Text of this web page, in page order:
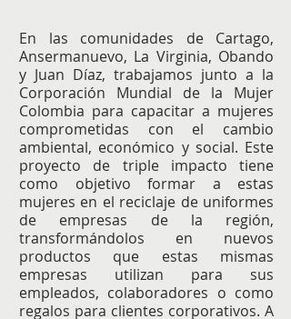
En las comunidades de Cartago,
Ansermanuevo, La Virginia, Obando
y Juan Díaz, trabajamos junto a la
Corporación Mundial de la Mujer
Colombia para capacitar a mujeres
comprometidas con el cambio
ambiental, económico y social. Este
proyecto de triple impacto tiene
como objetivo formar a estas
mujeres en el reciclaje de uniformes
de empresas de la región,
transformándolos en nuevos
productos que estas mismas
empresas utilizan para sus
empleados, colaboradores o como
regalos para clientes corporativos. A